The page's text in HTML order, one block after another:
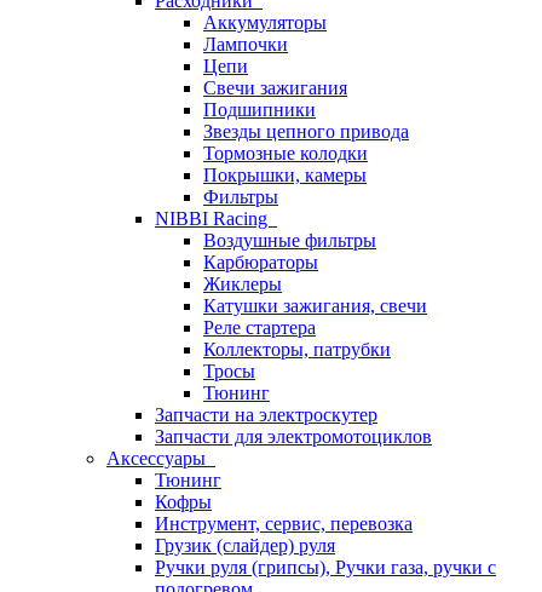
Аккумуляторы
Лампочки
Цепи
Свечи зажигания
Подшипники
Звезды цепного привода
Тормозные колодки
Покрышки, камеры
Фильтры
NIBBI Racing
Воздушные фильтры
Карбюраторы
Жиклеры
Катушки зажигания, свечи
Реле стартера
Коллекторы, патрубки
Тросы
Тюнинг
Запчасти на электроскутер
Запчасти для электромотоциклов
Аксессуары
Тюнинг
Кофры
Инструмент, сервис, перевозка
Грузик (слайдер) руля
Ручки руля (грипсы), Ручки газа, ручки с